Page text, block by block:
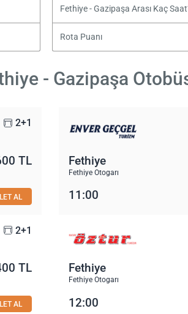
Fethiye - Gazipaşa Arası Kaç
Rota Puanı
- Gazipaşa
2+1
TL
AL
Fethiye
Fethiye Otogarı
11:00
2+1
TL
AL
Fethiye
Fethiye Otogarı
12:00